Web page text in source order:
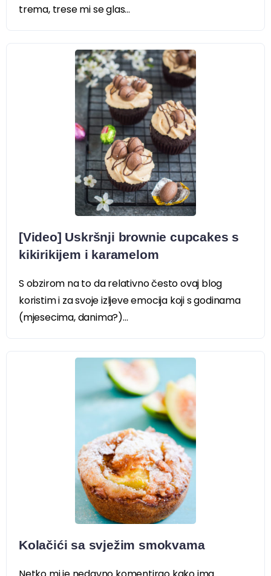
trema, trese mi se glas...
[Video] Uskršnji brownie cupcakes s
kikirikijem i karamelom
S obzirom na to da relativno često ovaj blog
koristim i za svoje izljeve emocija koji s godinama
(mjesecima, danima?)...
Kolačići sa svježim smokvama